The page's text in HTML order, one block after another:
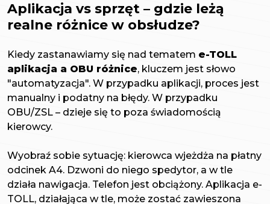
Aplikacja vs sprzęt – gdzie leżą
realne różnice w obsłudze?
Kiedy zastanawiamy się nad tematem e-TOLL
aplikacja a OBU różnice, kluczem jest słowo
"automatyzacja". W przypadku aplikacji, proces jest
manualny i podatny na błędy. W przypadku
OBU/ZSL – dzieje się to poza świadomością
kierowcy.
Wyobraź sobie sytuację: kierowca wjeżdża na płatny
odcinek A4. Dzwoni do niego spedytor, a w tle
działa nawigacja. Telefon jest obciążony. Aplikacja e-
TOLL, działająca w tle, może zostać zawieszona